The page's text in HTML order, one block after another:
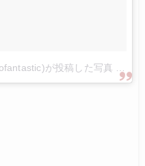
が投稿した写真